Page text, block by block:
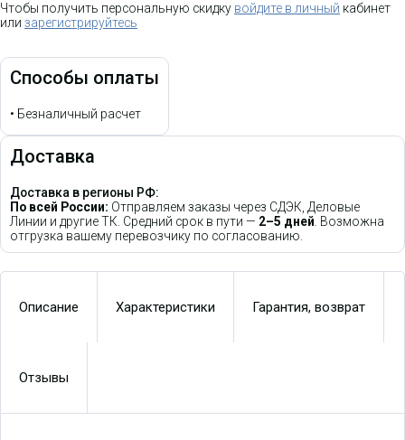
Чтобы получить персональную скидку войдите в личный кабинет
или зарегистрируйтесь
Способы оплаты
• Безналичный расчет
Доставка
Доставка в регионы РФ:
По всей России: Отправляем заказы через СДЭК, Деловые
Линии и другие ТК. Средний срок в пути — 2–5 дней. Возможна
отгрузка вашему перевозчику по согласованию.
Описание Характеристики Гарантия, возврат
Отзывы